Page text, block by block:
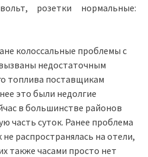
розетки нормальные:
колоссальные проблемы с
недостаточным
топлива поставщикам
это были недолгие
в большинстве районов
часть суток. Ранее проблема
распространялась на отели,
также часами просто нет